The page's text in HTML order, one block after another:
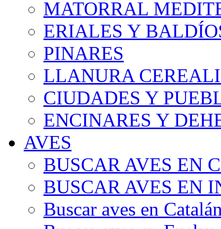
MATORRAL
ERIALES Y
PINARES
LLANURA
CIUDADES Y
ENCINARES Y
AVES
BUSCAR AVES EN
BUSCAR AVES EN
Buscar aves en